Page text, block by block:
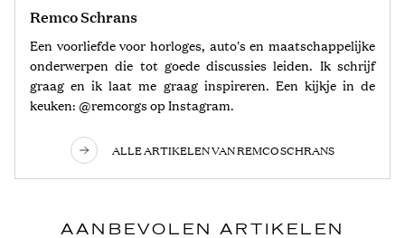
Remco Schrans
Een voorliefde voor horloges, auto's en maatschappelijke
onderwerpen die tot goede discussies leiden. Ik schrijf
graag en ik laat me graag inspireren. Een kijkje in de
keuken: @remcorgs op Instagram.
ALLE ARTIKELEN VAN REMCO SCHRANS
AANBEVOLEN ARTIKELEN